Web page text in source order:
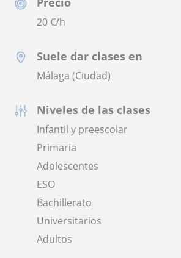
20€/h
Suele dar clases en
Málaga (Ciudad)
Niveles de las clases
Infantil y preescolar
Primaria
Adolescentes
ESO
Bachillerato
Universitarios
Adultos